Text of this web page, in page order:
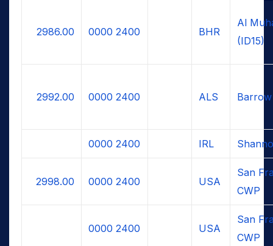
2986.00 0000 2400 BHR
Al
(ID15)
2992.00 0000 2400 ALS
0000 2400 IRL
2998.00 0000 2400 USA
San
CWP
0000 2400 USA
San
CWP